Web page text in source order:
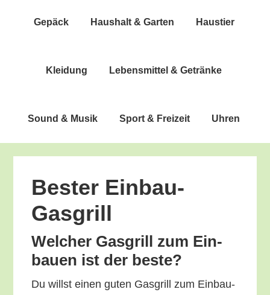
Gepäck Haus­halt & Garten Haus­tier
Klei­dung Lebens­mit­tel & Getränke
Sound & Musik Sport & Freizeit Uhren
Bes­ter Einbau-
Gasgrill
Wel­cher Gas­grill zum Ein­
bau­en ist der beste?
Du willst einen guten Gas­grill zum Ein­bau­